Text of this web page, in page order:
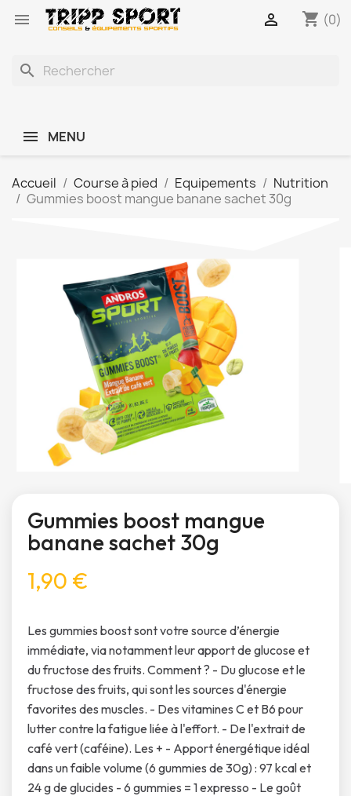
 shopping_cart (0)

search
MENU
Accueil Course à pied Equipements
Nutrition
Gummies boost mangue banane sachet 30g
Gummies boost mangue
banane sachet 30g
1,90 €
Les gummies boost sont votre source d’énergie
immédiate, via notamment leur apport de glucose et
du fructose des fruits. Comment ? - Du glucose et le
fructose des fruits, qui sont les sources d'énergie
favorites des muscles. - Des vitamines C et B6 pour
lutter contre la fatigue liée à l'effort. - De l'extrait de
café vert (caféine). Les + - Apport énergétique idéal
dans un faible volume (6 gummies de 30g) : 97 kcal et
24 g de glucides - 6 gummies = 1 expresso - Le goût